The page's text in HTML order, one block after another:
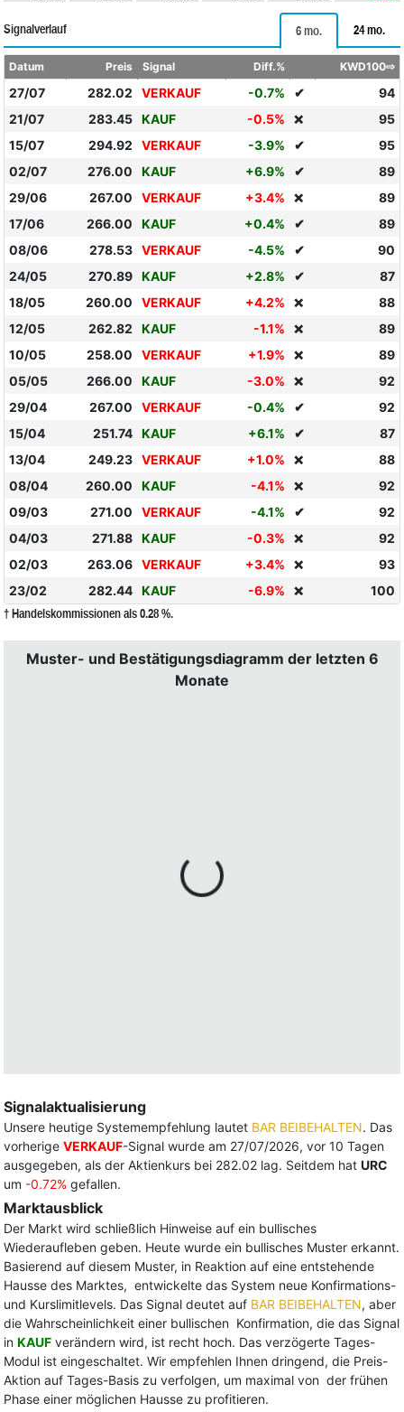
Signalverlauf 6 mo. 24 mo.
Datum Preis Signal Diff.% KWD100⇨
27/07 282.02 VERKAUF -0.7% ✔
94
21/07
283.45 KAUF -0.5% ❌
95
15/07
294.92 VERKAUF -3.9% ✔
95
02/07
276.00 KAUF +6.9% ✔
89
29/06
267.00 VERKAUF +3.4% ❌
89
17/06
266.00 KAUF +0.4% ✔
89
08/06
278.53 VERKAUF -4.5% ✔
90
24/05
270.89 KAUF +2.8% ✔
87
18/05
260.00 VERKAUF +4.2% ❌
88
12/05
262.82 KAUF -1.1% ❌
89
10/05
258.00 VERKAUF +1.9% ❌
89
05/05
266.00 KAUF -3.0% ❌
92
29/04
267.00 VERKAUF -0.4% ✔
92
15/04
251.74 KAUF +6.1% ✔
87
13/04
249.23 VERKAUF +1.0% ❌
88
08/04
260.00 KAUF -4.1% ❌
92
09/03
271.00 VERKAUF -4.1% ✔
92
04/03
271.88 KAUF -0.3% ❌
92
02/03
263.06 VERKAUF +3.4% ❌
93
23/02
282.44 KAUF -6.9% ❌ 100
† Handelskommissionen als 0.28 %.
Muster- und Bestätigungsdiagramm der letzten 6
Monate
Signalaktualisierung
Unsere heutige Systemempfehlung lautet BAR BEIBEHALTEN. Das
vorherige VERKAUF-Signal wurde am 27/07/2026, vor 10 Tagen
ausgegeben, als der Aktienkurs bei 282.02 lag. Seitdem hat URC
um -0.72% gefallen.
Marktausblick
Der Markt wird schließlich Hinweise auf ein bullisches
Wiederaufleben geben. Heute wurde ein bullisches Muster erkannt.
Basierend auf diesem Muster, in Reaktion auf eine entstehende
Hausse des Marktes, entwickelte das System neue Konfirmations-
und Kurslimitlevels. Das Signal deutet auf BAR BEIBEHALTEN, aber
die Wahrscheinlichkeit einer bullischen Konfirmation, die das Signal
in KAUF verändern wird, ist recht hoch. Das verzögerte Tages-
Modul ist eingeschaltet. Wir empfehlen Ihnen dringend, die Preis-
Aktion auf Tages-Basis zu verfolgen, um maximal von der frühen
Phase einer möglichen Hausse zu profitieren.